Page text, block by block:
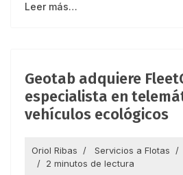
Leer más…
Geotab adquiere
especialista en
vehículos ecológicos
Oriol Ribas Servicios a Flotas
2 minutos de lectura